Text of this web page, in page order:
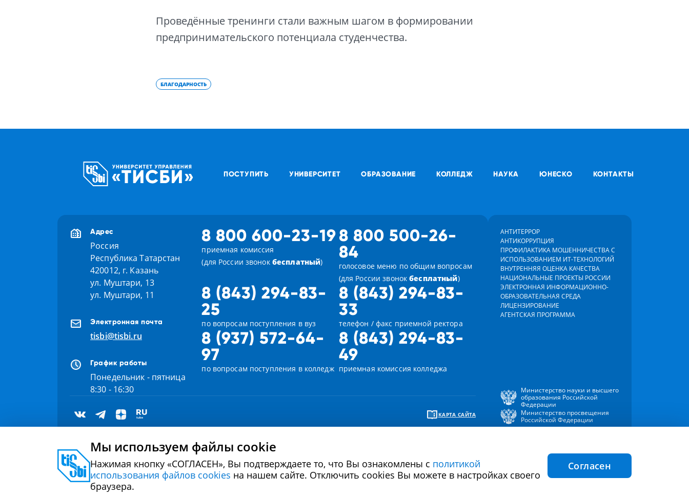
Проведённые тренинги стали важным шагом в формировании
предпринимательского потенциала студенчества.
БЛАГОДАРНОСТЬ
ПОСТУПИТЬ УНИВЕРСИТЕТ ОБРАЗОВАНИЕ КОЛЛЕДЖ НАУКА ЮНЕСКО КОНТАКТЫ
Адрес
Россия
Республика Татарстан
420012, г. Казань
ул. Муштари, 13
ул. Муштари, 11
Электронная почта
tisbi@tisbi.ru
График работы
Понедельник - пятница
8:30 - 16:30
8 800 600-23-19
приемная комиссия
(для России звонок бесплатный)
8 800 500-26-
84
голосовое меню по общим вопросам
(для России звонокбесплатный)
8 (843) 294-83-
25
по вопросам поступления в вуз
8 (843) 294-83-
33
телефон / факс приемной ректора
8 (937) 572-64-
97
по вопросам поступления в колледж
8 (843) 294-83-
49
приемная комиссия колледжа
КАРТА САЙТА
АНТИТЕРРОР
АНТИКОРРУПЦИЯ
ПРОФИЛАКТИКА МОШЕННИЧЕСТВА С
ИСПОЛЬЗОВАНИЕМ ИТ-ТЕХНОЛОГИЙ
ВНУТРЕННЯЯ ОЦЕНКА КАЧЕСТВА
НАЦИОНАЛЬНЫЕ ПРОЕКТЫ РОССИИ
ЭЛЕКТРОННАЯ ИНФОРМАЦИОННО-
ОБРАЗОВАТЕЛЬНАЯ СРЕДА
ЛИЦЕНЗИРОВАНИЕ
АГЕНТСКАЯ ПРОГРАММА
Министерство науки и высшего
образования Российской
Федерации
Министерство просвещения
Российской Федерации
2000 - 2026 © Университет управления «ТИСБИ»
Политика в отношении обработки персональных
данных
Политика использования файлов
cookie
Согласие на обработку персональных
Мы используем файлы cookie
Нажимая кнопку «СОГЛАСЕН», Вы подтверждаете то, что Вы ознакомлены с политикой
использования файлов cookies на нашем сайте. Отключить cookies Вы можете в настройках своего
браузера.
Согласен